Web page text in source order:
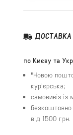
ДОСТАВКА
по Києву та
"Новою
кур'єрська;
самовивіз із
безкоштовно
від 1500 грн.